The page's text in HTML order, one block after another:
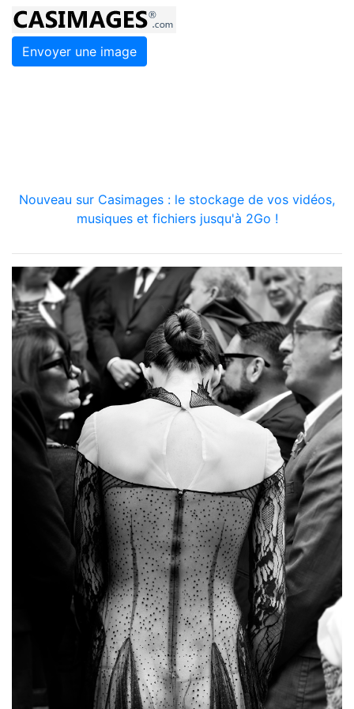
Envoyer une image
Nouveau sur Casimages : le stockage de vos vidéos,
musiques et fichiers jusqu'à 2Go !